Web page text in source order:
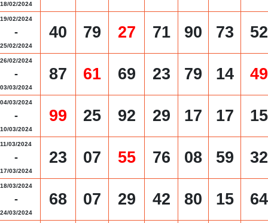
18/02/2024
19/02/2024
-
25/02/2024
40 79 27 71 90 73 52
26/02/2024
-
03/03/2024
87 61 69 23 79 14 49
04/03/2024
-
10/03/2024
99 25 92 29 17 17 15
11/03/2024
-
17/03/2024
23 07 55 76 08 59 32
18/03/2024
-
24/03/2024
68 07 29 42 80 15 64